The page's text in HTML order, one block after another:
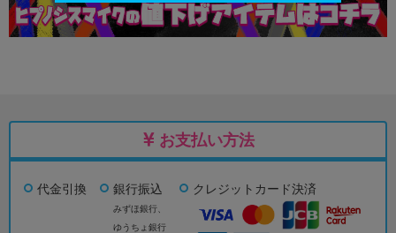
お支払い方法
代金引換 銀行振込
みずほ銀行、
ゆうちょ銀行
クレジットカード決済